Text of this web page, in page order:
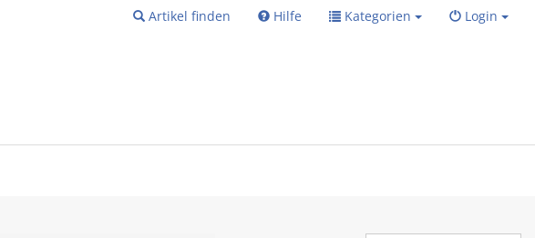
Artikel finden Hilfe Kategorien Login